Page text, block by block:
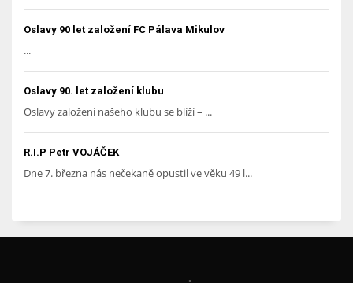
Oslavy 90 let založení FC Pálava Mikulov
...
Oslavy 90. let založení klubu
Oslavy založení našeho klubu se blíží – ...
R.I.P Petr VOJÁČEK
Dne 7. března nás nečekaně opustil ve věku 49 l...